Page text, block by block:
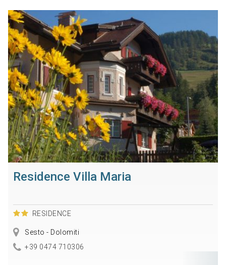
Residence Villa Maria
RESIDENCE
Sesto - Dolomiti
+39 0474 710306